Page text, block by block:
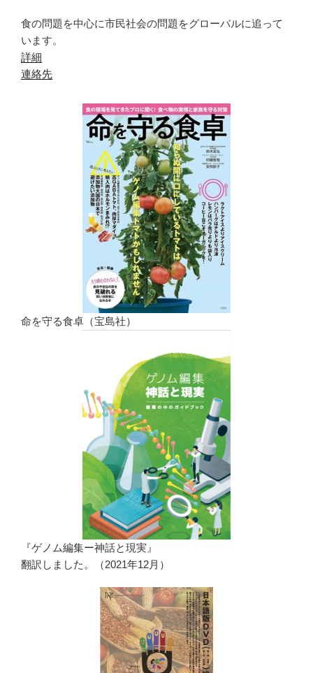
食の問題を中心に市民社会の問題をグローバルに追って
います。
詳細
連絡先
命を守る食卓（宝島社）
『ゲノム編集ー神話と現実』
翻訳しました。（2021年12月）